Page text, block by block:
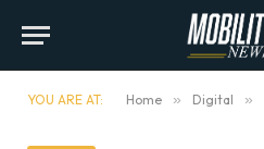
YOU ARE AT: Home » Digital »